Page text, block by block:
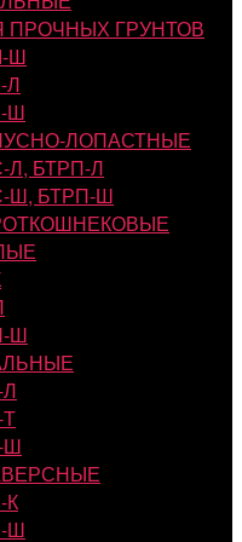
ПРОЧНЫХ ГРУНТОВ
Ш
Л
Ш
ЛОПАСТНЫЕ
Л, БТРП-Л
Ш, БТРП-Ш
Ш
Ш
К
Ш